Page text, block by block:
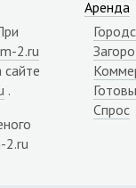
m-2.ru
.
2.ru
Аренда
Спрос